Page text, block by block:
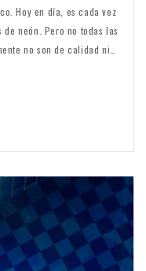
Hoy en día, es cada vez
neón. Pero no todas las
no son de calidad ni
soportar las duras